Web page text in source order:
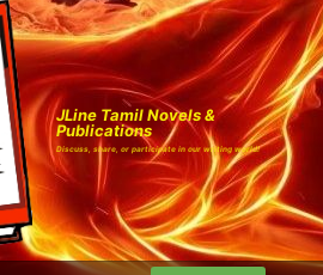
JLine Tamil Novels &
Publications
Discuss, share, or participate in our writing world!